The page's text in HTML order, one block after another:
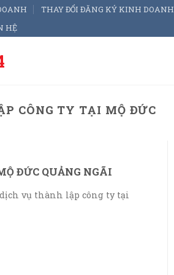
THAY ĐỔI ĐĂNG KÝ KINH DOANH
HỆ
CÔNG TY TẠI MỘ ĐỨC
ĐỨC QUẢNG NGÃI
vụ thành lập công ty tại